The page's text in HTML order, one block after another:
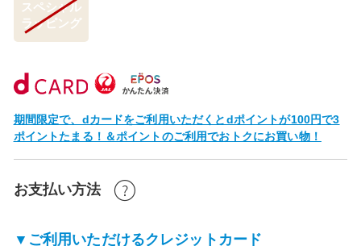
スペシャル
ラッピング
期間限定で、dカードをご利用いただくとdポイントが100円で3
ポイントたまる！＆ポイントのご利用でおトクにお買い物！
お支払い方法
▼ご利用いただけるクレジットカード